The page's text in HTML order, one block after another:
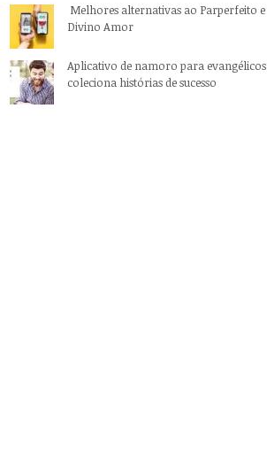
Melhores alternativas ao Parperfeito e
Divino Amor
Aplicativo de namoro para evangélicos
coleciona histórias de sucesso